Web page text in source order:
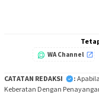
WA Channel
CATATAN REDAKSI :
Keberatan Dengan